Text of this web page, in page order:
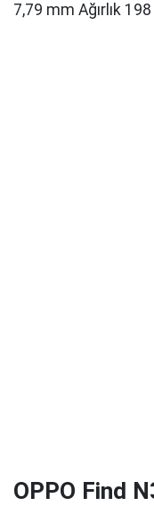
7,79 mm Ağırlık
OPPO Find